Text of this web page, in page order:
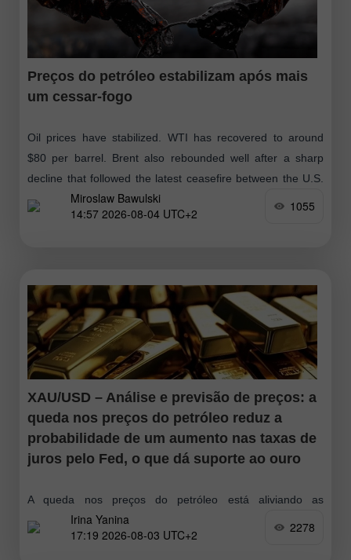
Preços do petróleo estabilizam após mais
um cessar-fogo
Oil prices have stabilized. WTI has recovered to around
$80 per barrel. Brent also rebounded well after a sharp
decline that followed the latest ceasefire between the U.S.
and Iran
Miroslaw Bawulski
14:57 2026-08-04 UTC+2
1055
XAU/USD – Análise e previsão de preços: a
queda nos preços do petróleo reduz a
probabilidade de um aumento nas taxas de
juros pelo Fed, o que dá suporte ao ouro
A queda nos preços do petróleo está aliviando as
preocupações com a inflação e reduzindo as expectativas
de novos aumentos nas taxas de juros pelo Federal
Irina Yanina
17:19 2026-08-03 UTC+2
2278